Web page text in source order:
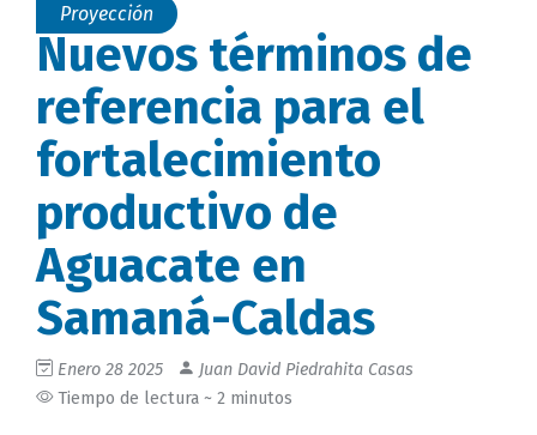
Proyección
Nuevos términos de
referencia para el
fortalecimiento
productivo de
Aguacate en
Samaná-Caldas
Enero 28 2025
Juan David Piedrahita Casas
Tiempo de lectura ~ 2 minutos